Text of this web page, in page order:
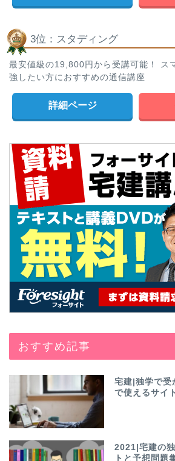
3位：スタディング
最安値級の19,800円から受講可能！ ス
強したい方におすすめの通信講座
詳細ページ
おすすめ記事
宅建|独学で受
で使えるサイ
2021|宅建の
トと予想問題